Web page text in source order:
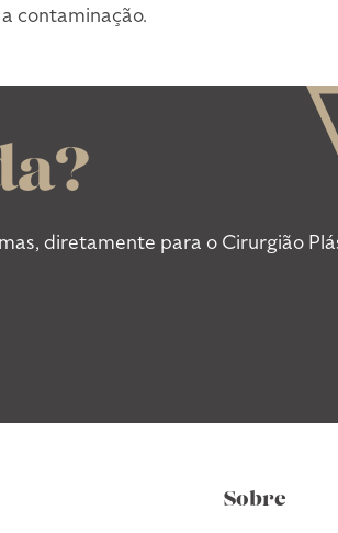
contaminação.
diretamente para o Cirurgião
Sobre